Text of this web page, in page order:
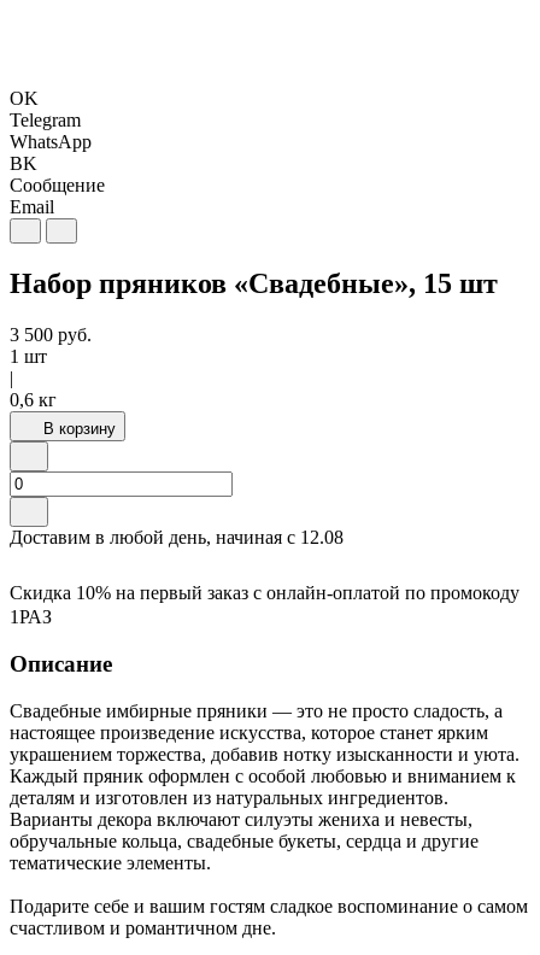
OK
Telegram
WhatsApp
BK
Сообщение
Email
Набор пряников «Свадебные», 15 шт
3 500 руб.
1 шт
|
0,6 кг
В корзину
Доставим в любой день, начиная с 12.08
Скидка 10% на первый заказ с онлайн-оплатой по промокоду
1РАЗ
Описание
Свадебные имбирные пряники — это не просто сладость, а
настоящее произведение искусства, которое станет ярким
украшением торжества, добавив нотку изысканности и уюта.
Каждый пряник оформлен с особой любовью и вниманием к
деталям и изготовлен из натуральных ингредиентов.
Варианты декора включают силуэты жениха и невесты,
обручальные кольца, свадебные букеты, сердца и другие
тематические элементы.
Подарите себе и вашим гостям сладкое воспоминание о самом
счастливом и романтичном дне.